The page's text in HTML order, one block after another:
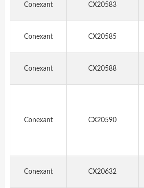
Conexant CX20583
Conexant CX20585
Conexant CX20588
Conexant CX20590
Conexant CX20632